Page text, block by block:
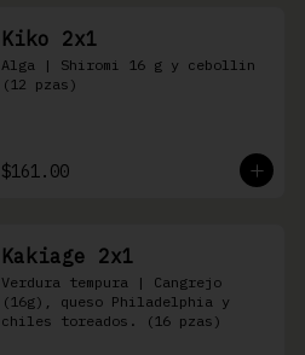
Kiko 2x1
Alga | Shiromi 16 g y cebollin
(12 pzas)
$161.00
Kakiage 2x1
Verdura tempura | Cangrejo
(16g), queso Philadelphia y
chiles toreados. (16 pzas)